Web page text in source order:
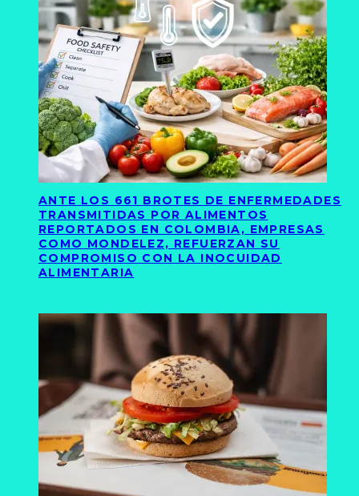
ANTE LOS 661 BROTES DE ENFERMEDADES
TRANSMITIDAS POR ALIMENTOS
REPORTADOS EN COLOMBIA, EMPRESAS
COMO MONDELEZ, REFUERZAN SU
COMPROMISO CON LA INOCUIDAD
ALIMENTARIA